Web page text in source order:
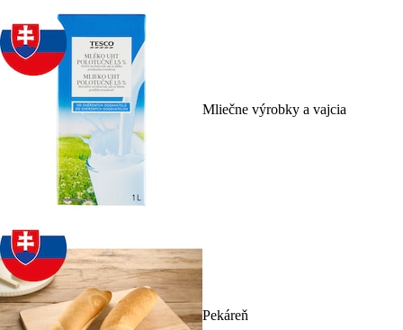
Mliečne výrobky a vajcia
Pekáreň